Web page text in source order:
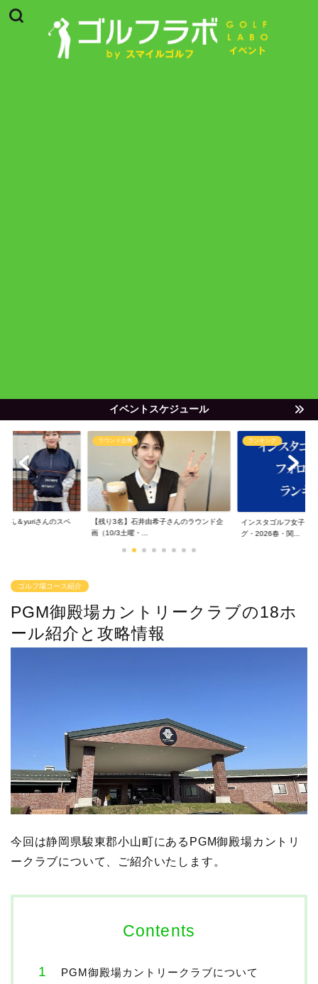
イベントスケジュール
子さんのラウンド企
ランキング
インスタゴルフ女子フォロワー数ランキン
グ・2026春・関...
ランキング
ゴルフ女子YouTube登
グ・2025秋
ゴルフ場コース紹介
PGM御殿場カントリークラブの18ホ
ール紹介と攻略情報
今回は静岡県駿東郡小山町にあるPGM御殿場カントリ
ークラブについて、ご紹介いたします。
Contents
PGM御殿場カントリークラブについて